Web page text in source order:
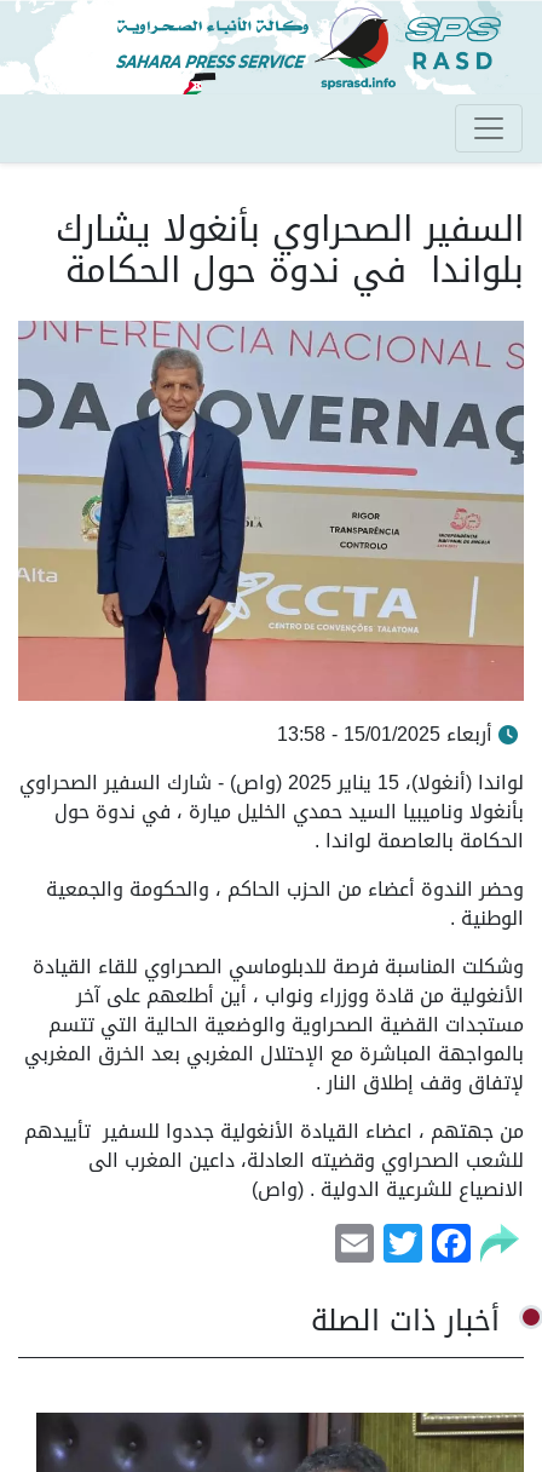
تجاوز
إلى
المحتوى
الرئيسي
السفير الصحراوي بأنغولا يشارك
بلواندا في ندوة حول الحكامة
أربعاء 15/01/2025 - 13:58
لواندا (أنغولا)، 15 يناير 2025 (واص) - شارك السفير الصحراوي
بأنغولا وناميبيا السيد حمدي الخليل ميارة ، في ندوة حول
الحكامة بالعاصمة لواندا .
وحضر الندوة أعضاء من الحزب الحاكم ، والحكومة والجمعية
الوطنية .
وشكلت المناسبة فرصة للدبلوماسي الصحراوي للقاء القيادة
الأنغولية من قادة ووزراء ونواب ، أين أطلعهم على آخر
مستجدات القضية الصحراوية والوضعية الحالية التي تتسم
بالمواجهة المباشرة مع الإحتلال المغربي بعد الخرق المغربي
لإتفاق وقف إطلاق النار .
من جهتهم ، اعضاء القيادة الأنغولية جددوا للسفير تأييدهم
للشعب الصحراوي وقضيته العادلة، داعين المغرب الى
الانصياع للشرعية الدولية . (واص)
Facebook
Twitter
أخبار ذات الصلة